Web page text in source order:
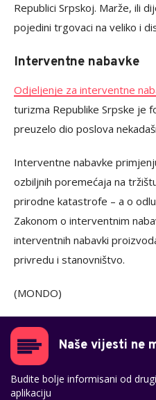
Republici Srpskoj. Marže, ili
pojedini trgovaci na veliko i
Interventne nabavke
Odjeljenje za interventne
turizma Republike Srpske je
preuzelo dio poslova
Interventne nabavke
ozbiljnih poremećaja na
prirodne katastrofe – a o
Zakonom o interventnim
interventnih nabavki
privredu i stanovništvo.
(MONDO)
Naše vijesti ne
Budite bolje informisani od
aplikaciju